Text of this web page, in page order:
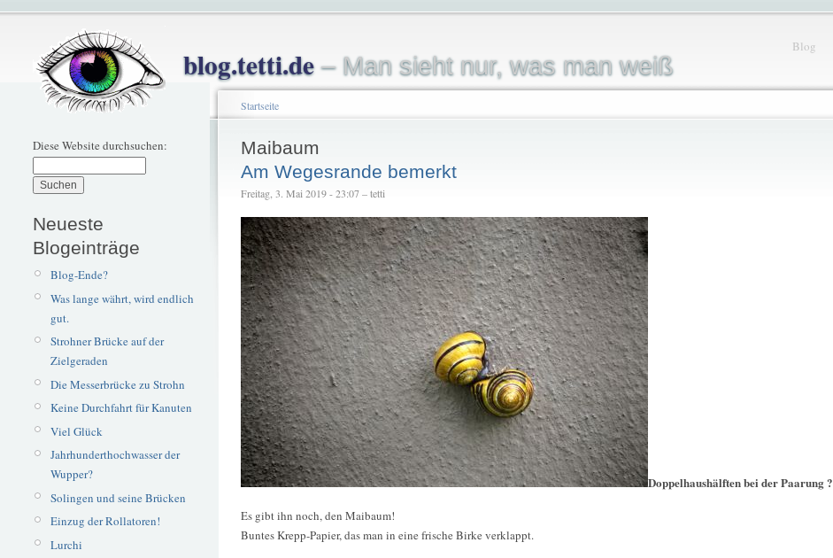
blog.tetti.de– Man sieht nur, was man weiß
Blog
Diese Website durchsuchen:
Neueste
Blogeinträge
Blog-Ende?
Was lange währt, wird endlich
gut.
Strohner Brücke auf der
Zielgeraden
Die Messerbrücke zu Strohn
Keine Durchfahrt für Kanuten
Viel Glück
Jahrhunderthochwasser der
Wupper?
Solingen und seine Brücken
Einzug der Rollatoren!
Lurchi
Startseite
Maibaum
Am Wegesrande bemerkt
Freitag, 3. Mai 2019 - 23:07 – tetti
Doppelhaushälften bei der Paarung ?
Es gibt ihn noch, den Maibaum!
Buntes Krepp-Papier, das man in eine frische Birke verklappt.